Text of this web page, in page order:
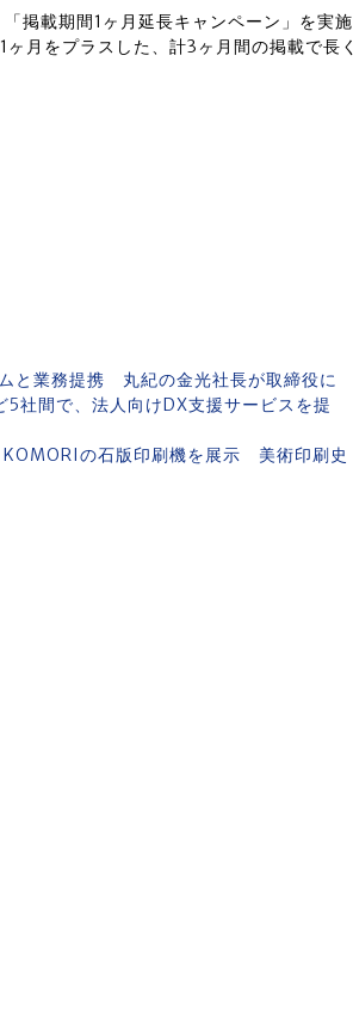
掲載期間1ヶ月延長キャンペーン」を実施
月をプラスした、計3ヶ月間の掲載で長く
と業務提携 丸紀の金光社長が取締役に
社間で、法人向けDX支援サービスを提
の石版印刷機を展示 美術印刷史